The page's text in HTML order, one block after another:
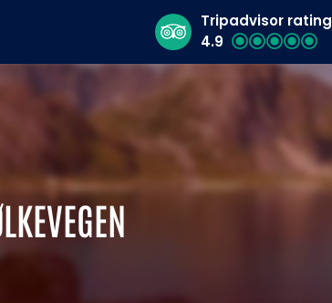
Tripadvisor rating
4.9